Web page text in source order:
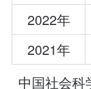
2022年
2021年
中国社会科